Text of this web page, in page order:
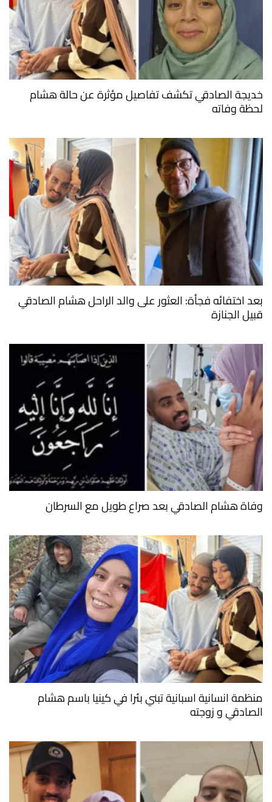
خديجة الصادقي تكشف تفاصيل مؤثرة عن حالة هشام
لحظة وفاته
بعد اختفائه فجأة: العثور على والد الراحل هشام الصادقي
قبيل الجنازة
وفاة هشام الصادقي بعد صراع طويل مع السرطان
منظمة انسانية اسبانية تبني بئرا في كينيا باسم هشام
الصادقي و زوجته